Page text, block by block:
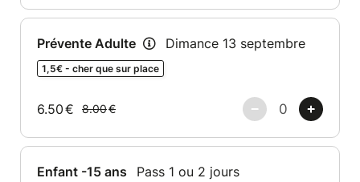
Prévente Adulte Dimance 13 septembre
1,5€ - cher que sur place
6.50€ 8.00€
Enfant -15 ans Pass 1 ou 2 jours